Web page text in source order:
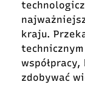
kraju.
zdobywać